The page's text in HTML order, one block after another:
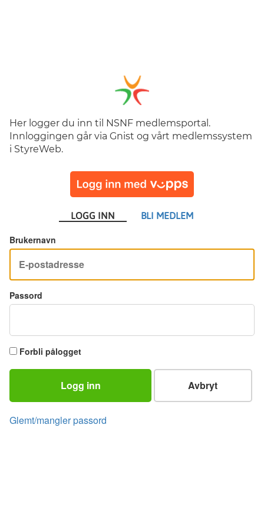
Her logger du inn til NSNF medlemsportal.
Innloggingen går via Gnist og vårt medlemssystem
i StyreWeb.
LOGG INN BLI MEDLEM
Brukernavn
Passord
Forbli pålogget
Logg inn Avbryt
Glemt/mangler passord